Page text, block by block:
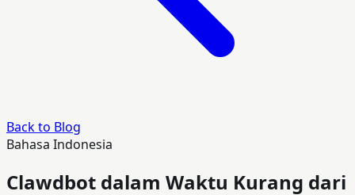
Back to Blog
Bahasa Indonesia
Clawdbot dalam Waktu Kurang dari